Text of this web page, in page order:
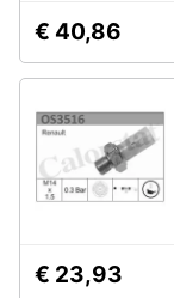
€ 40,86
€ 23,93